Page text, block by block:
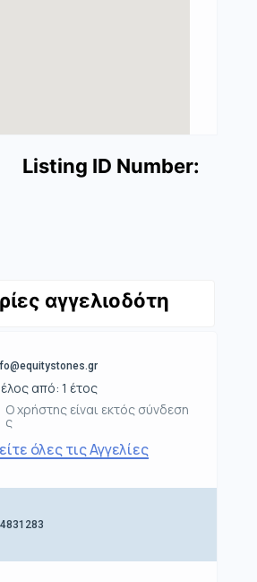
Listing ID Number:
αγγελιοδότη
από: 1 έτος
Ο χρήστης είναι εκτός σύνδεση
ς
όλες τις Αγγελίες